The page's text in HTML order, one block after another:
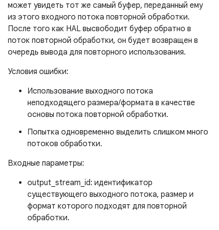
может увидеть тот же самый буфер, переданный ему
из этого входного потока повторной обработки.
После того как HAL высвободит буфер обратно в
поток повторной обработки, он будет возвращен в
очередь вывода для повторного использования.
Условия ошибки:
Использование выходного потока
неподходящего размера/формата в качестве
основы потока повторной обработки.
Попытка одновременно выделить слишком много
потоков обработки.
Входные параметры:
output_stream_id: идентификатор
существующего выходного потока, размер и
формат которого подходят для повторной
обработки.